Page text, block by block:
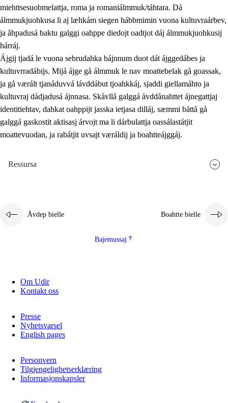
miehttsesuobmelattja, roma ja romaniálmmuk/táhtara. Dá
álmmukjuohkusa li aj læhkám siegen hábbmimin vuona kultuvraárbev,
ja åhpadusá baktu galggi oahppe diedojt oadtjot dáj álmmukjuohkusij
hárráj.
Ájgij tjadá le vuona sebrudahka bájnnum duot dát ájggedábes ja
kultuvrradábijs. Mijá ájge gå álmmuk le nav moattebelak gå goassak,
ja gå værált tjanáduvvá lávddábut tjoahkkáj, sjaddi giellamáhto ja
kultuvraj dádjadusá ájnnasa. Skåvllå galggá åvddånahttet ájnegattjaj
identitiehtav, dahkat oahppijt jasska ietjasa dilláj, sæmmi båttå gå
galggá gaskostit aktisasj árvojt ma li dárbulattja oassálastátjit
moattevuodan, ja rabátjit uvsajt væráldij ja boahtteájggáj.
Ressursa
Åvdep bielle Boahtte bielle
Bajemussaj
Om Udir
Kontakt oss
Presse
Nyhetsvarsel
English pages
Personvern
Tilgjengelighetserklæring
Informasjonskapsler